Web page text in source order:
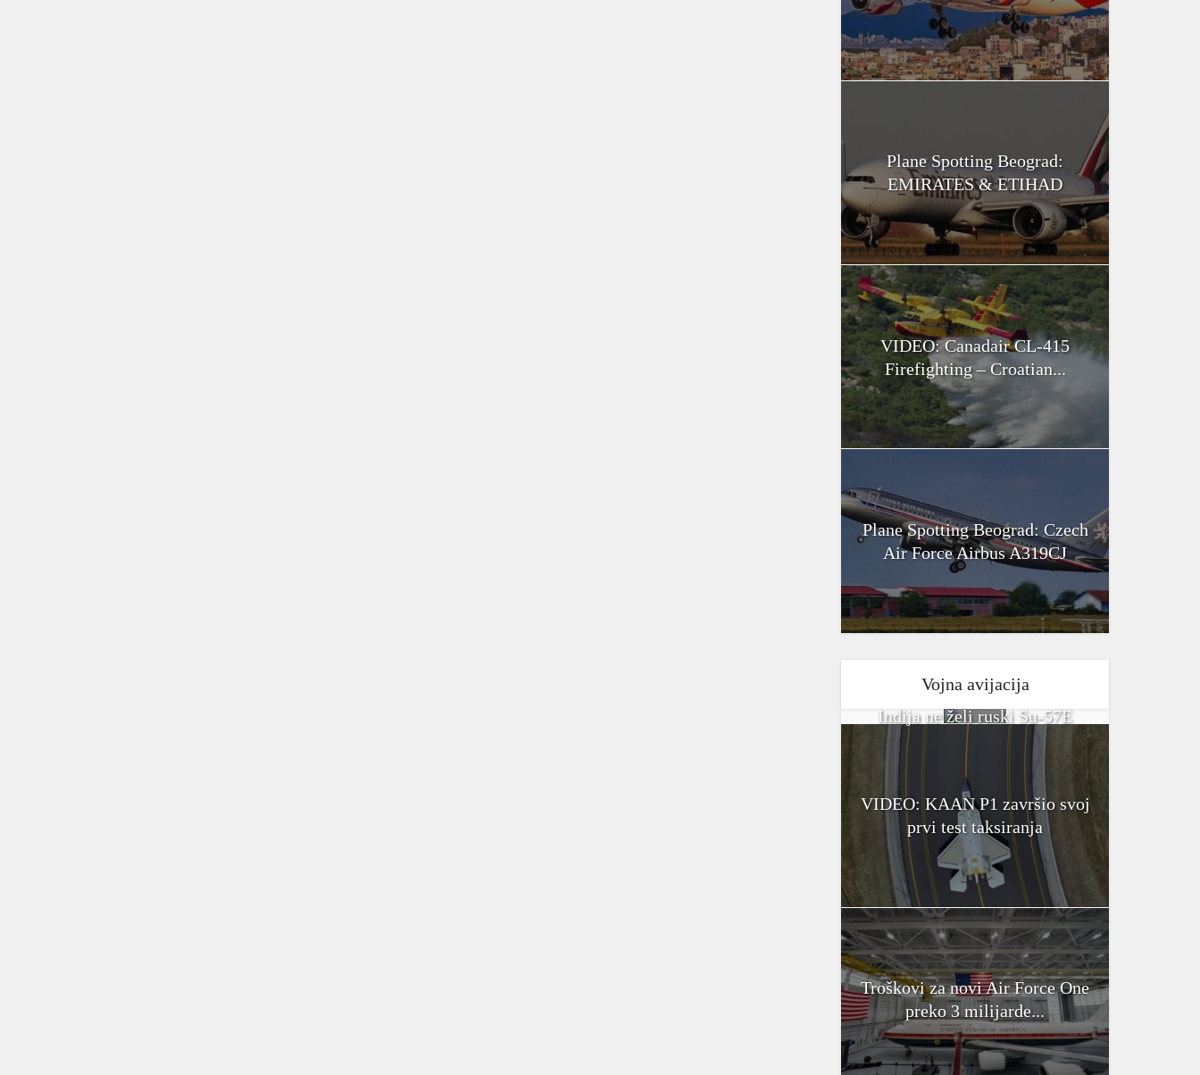
Plane Spotting Beograd:
EMIRATES & ETIHAD
VIDEO: Canadair CL-415
Firefighting – Croatian...
Plane Spotting Beograd: Czech
Air Force Airbus A319CJ
Vojna avijacija
Indija ne želi ruski Su-57E
VIDEO: KAAN P1 završio svoj
prvi test taksiranja
Troškovi za novi Air Force One
preko 3 milijarde...